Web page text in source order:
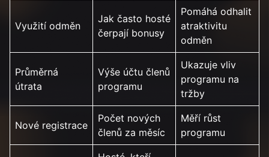
Využití odměn
Jak často hosté
čerpají bonusy
Pomáhá odhalit
atraktivitu
odměn
Průměrná
útrata
Výše účtu členů
programu
Ukazuje vliv
programu na
tržby
Nové registrace
Počet nových
členů za měsíc
Měří růst
programu